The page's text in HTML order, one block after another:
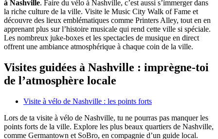
à Nashville. Faire du vélo à Nashville, c’est aussi s’immerger dans
la riche culture de la ville. Visite le Music City Walk of Fame et
découvre des lieux emblématiques comme Printers Alley, tout en en
apprenant plus sur l’histoire musicale qui rend cette ville si spéciale.
Les nombreux juke-boxes et les spectacles de musique en direct
offrent une ambiance atmosphérique à chaque coin de la ville.
Visites guidées à Nashville : imprègne-toi
de l’atmosphère locale
Visite à vélo de Nashville : les points forts
Lors de ta visite à vélo de Nashville, tu ne pourras pas manquer les
points forts de la ville. Explore les plus beaux quartiers de Nashville,
comme Germantown et SoBro, en compagnie d’un guide local.